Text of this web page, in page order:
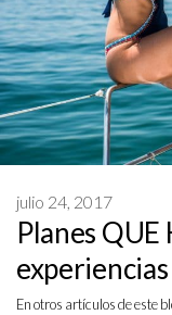
Planes QUE
julio 24, 2017
En otros artículos de este